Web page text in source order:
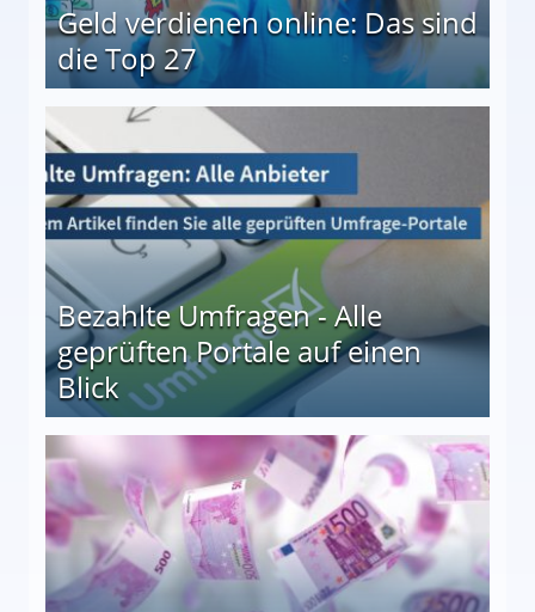
Geld verdienen online: Das sind
die Top 27
Bezahlte Umfragen - Alle
geprüften Portale auf einen
Blick
auf einen Blick